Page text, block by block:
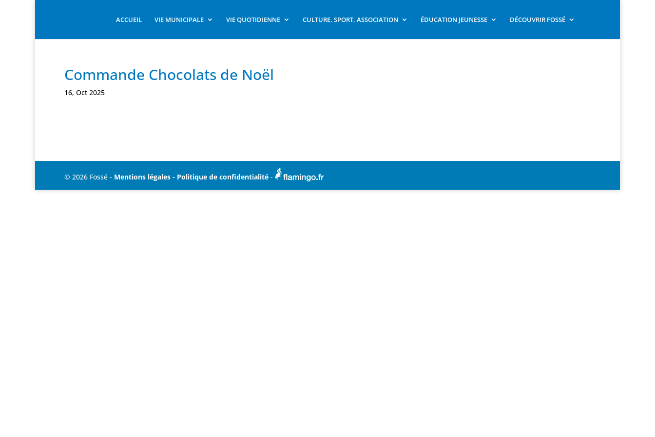
ACCUEIL VIE MUNICIPALE VIE QUOTIDIENNE CULTURE, SPORT, ASSOCIATION ÉDUCATION JEUNESSE DÉCOUVRIR FOSSÉ
Commande Chocolats de Noël
16, Oct 2025
© 2026 Fossé - Mentions légales - Politique de confidentialité -